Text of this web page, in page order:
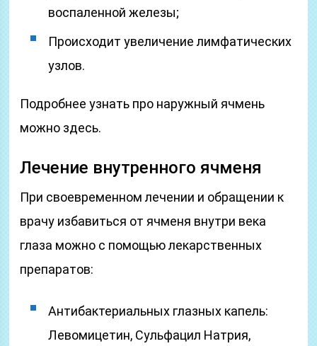
воспаленной железы;
Происходит увеличение лимфатических
узлов.
Подробнее узнать про наружный ячмень
можно здесь.
Лечение внутренного ячменя
При своевременном лечении и обращении к
врачу избавиться от ячменя внутри века
глаза можно с помощью лекарственных
препаратов:
Антибактериальных глазных капель:
Левомицетин, Сульфацил Натрия,